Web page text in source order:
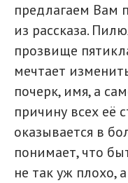
предлагаем Вам
из рассказа.
прозвище
мечтает
почерк, имя, а
причину всех её
оказывается в
понимает, что
не так уж плохо,